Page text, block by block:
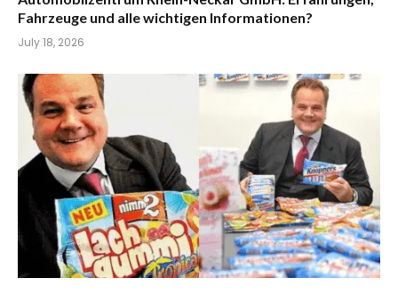
Fahrzeuge und alle wichtigen Informationen?
July 18, 2026